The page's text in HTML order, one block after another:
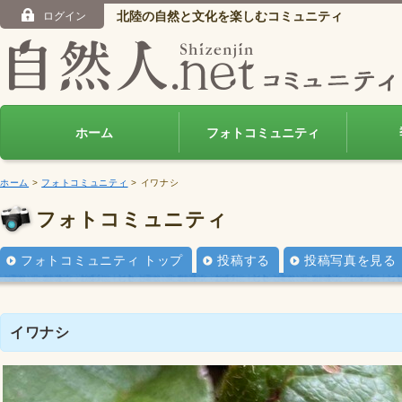
ログイン 北陸の自然と文化を楽しむコミュニティ
ホーム フォトコミュニティ
ホーム > フォトコミュニティ > イワナシ
フォトコミュニティ
フォトコミュニティ トップ 投稿する 投稿写真を見る
イワナシ